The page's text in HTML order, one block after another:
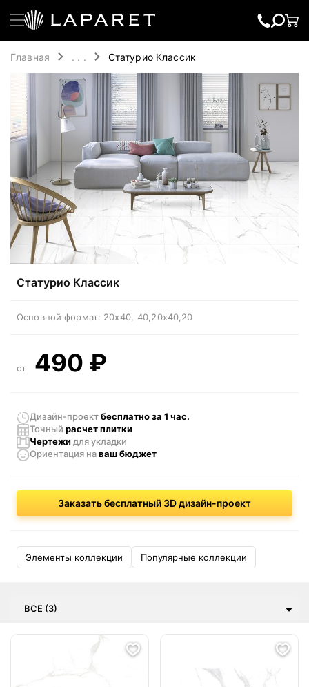
Главная . . . Статурио Классик
Статурио Классик
Основной формат: 20x40 40,20x40,20
от 490 ₽
Дизайн-проектбесплатно за 1 час.
Точный расчет плитки
Чертежи для укладки
Ориентация наваш бюджет
Заказать бесплатный 3D дизайн-проект
Элементы коллекции Популярные коллекции
ВСЕ (3)